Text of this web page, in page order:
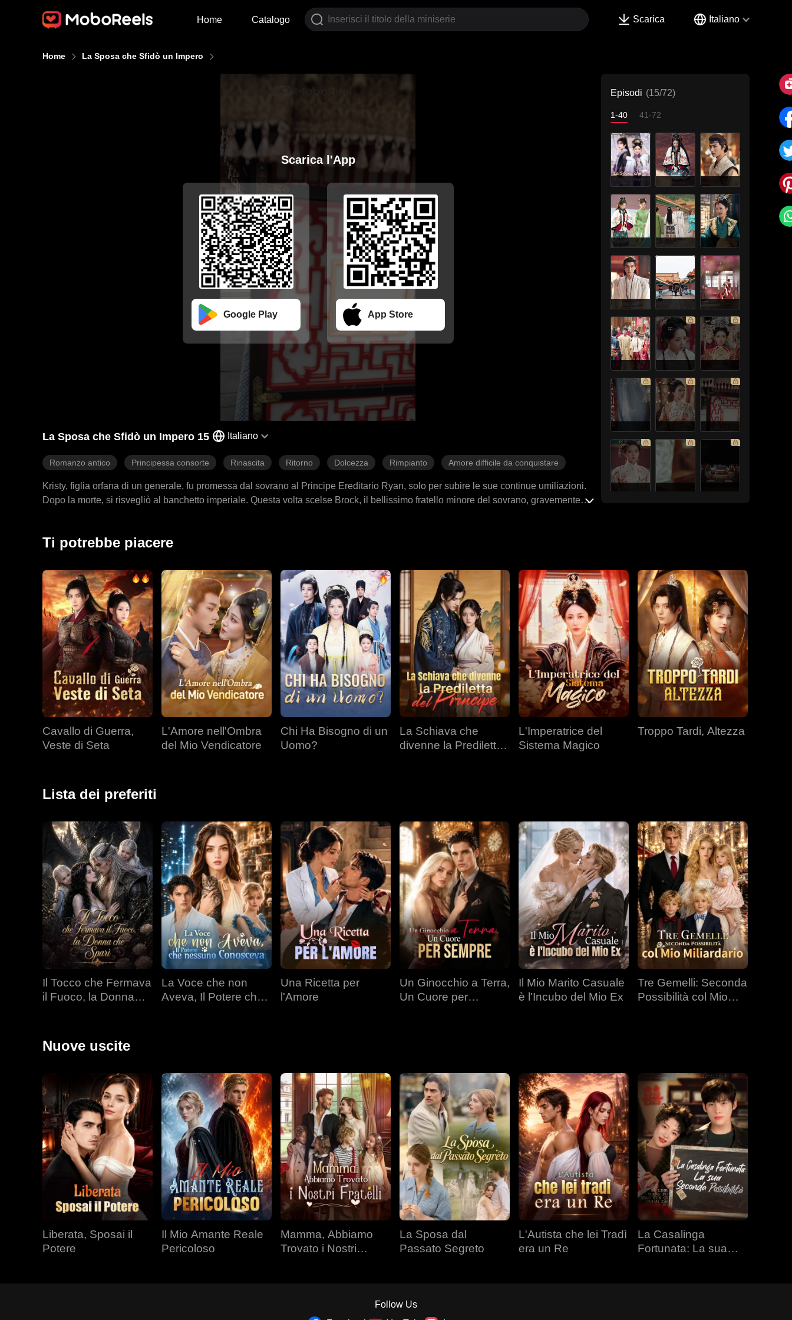
Home Catalogo Scarica Italiano
Home La Sposa che Sfidò un Impero
Scarica l'App
Google Play App Store
La Sposa che Sfidò un Impero 15 Italiano
Romanzo antico Principessa consorte Rinascita Ritorno Dolcezza Rimpianto Amore difficile da conquistare
Kristy, figlia orfana di un generale, fu promessa dal sovrano al Principe Ereditario Ryan, solo per subire le sue continue umiliazioni.
Dopo la morte, si risvegliò al banchetto imperiale. Questa volta scelse Brock, il bellissimo fratello minore del sovrano, gravemente
ossessivamente.
Episodi (15/72)
1-40 41-72
Ti potrebbe piacere
Cavallo di Guerra,
Veste di Seta
L'Amore nell'Ombra
del Mio Vendicatore
Chi Ha Bisogno di un
Uomo?
La Schiava che
divenne la Prediletta
L'Imperatrice del
Sistema Magico
Troppo Tardi, Altezza
Lista dei preferiti
Il Tocco che Fermava
il Fuoco, la Donna
La Voce che non
Aveva, Il Potere che
Una Ricetta per
l'Amore
Un Ginocchio a Terra,
Un Cuore per
Il Mio Marito Casuale
è l'Incubo del Mio Ex
Tre Gemelli: Seconda
Possibilità col Mio
Nuove uscite
Liberata, Sposai il
Potere
Il Mio Amante Reale
Pericoloso
Mamma, Abbiamo
Trovato i Nostri
La Sposa dal
Passato Segreto
L'Autista che lei Tradì
era un Re
La Casalinga
Fortunata: La sua
Follow Us